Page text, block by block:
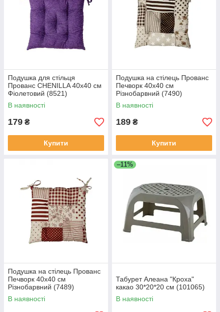
Подушка для стільця
Прованс CHENILLA 40х40 см
Фіолетовий (8521)
В наявності
179 ₴
Купити
Подушка на стілець Прованс
Печворк 40х40 см
Різнобарвний (7490)
В наявності
189 ₴
Купити
Подушка на стілець Прованс
Печворк 40х40 см
Різнобарвний (7489)
В наявності
–11%
Табурет Алеана "Кроха"
какао 30*20*20 см (101065)
В наявності